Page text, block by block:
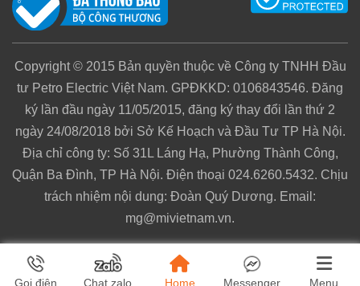
Đồng hồ được thiết kế với khả năng chống nước
tiêu chuẩn 5ATM, có khả năng chịu nước ở áp
suất từ 50m trở xuống. Chính vì thế, mức chịu
nước 5ATM sẽ cho phép đeo đồng hồ khi rửa tay,
đi mưa, đi tắm mà không cần lo ngại gì. Nếu sử
dụng ngoài phạm vi này, đồng hồ có thể sẽ bị vào
nước.
Lưu ý, mặc dù theo lý thuyết thì đồng hồ chịu
nước 5ATM có thể chịu được áp suất nước
khoảng 50 m (bơi trong thời gian ngắn) nhưng đó
là thử nghiệm ở áp suất tĩnh, ở môi trường bể bơi,
nước biển, áp suất là động, áp suất ở các độ sâu
Copyright © 2015 Bản quyền thuộc về Công ty TNHH Đầu
tư Petro Electric Việt Nam. GPĐKKD: 0106843546. Đăng
ký lần đầu ngày 11/05/2015, đăng ký thay đổi lần thứ 2
ngày 24/08/2018 bởi Sở Kế Hoạch và Đầu Tư TP Hà Nội.
Địa chỉ công ty: Số 31L Láng Hạ, Phường Thành Công,
Quận Ba Đình, TP Hà Nội. Điện thoại 024.6260.5432. Chịu
trách nhiệm nội dung: Đoàn Quý Dương. Email:
mg@mivietnam.vn.
Gọi điện Chat zalo Home Messenger Menu